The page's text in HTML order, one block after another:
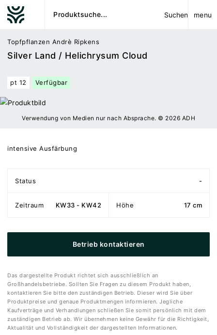
Suchen menu
Topfpflanzen Andrè Ripkens
Silver Land / Helichrysum Cloud
pt 12 Verfügbar
Verwendung von Medien nur nach Absprache. © 2026 ADH
intensive Ausfärbung
Status -
Zeitraum KW33 - KW42 Höhe 17 cm
Betrieb kontaktieren
Das dargestellte Produkt richtet sich ausschließlich an
Großhandelsbetriebe. Sollten Sie Fragen zu diesem Produkt haben,
kontaktieren Sie bitte den zuständigen Betrieb. Dieser wird Sie über
Produktpreise und genaue Produktmengen informieren. Jegliche
Kaufverträge und Verhandlungen schließen Sie somit persönlich mit dem
zuständigen Betrieb ab. Wir übernehmen keine Gewähr für die Richtigkeit,
Aktualität und Vollständigkeit der dargestellten Informationen.